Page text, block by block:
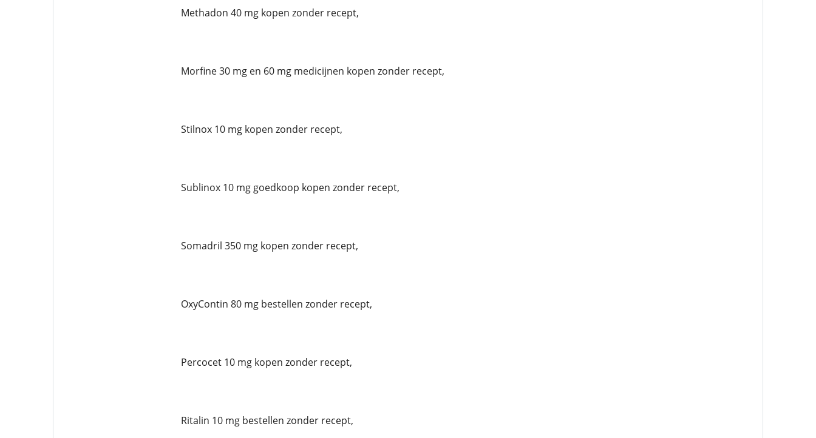
Methadon 40 mg kopen zonder recept,
Morfine 30 mg en 60 mg medicijnen kopen zonder recept,
Stilnox 10 mg kopen zonder recept,
Sublinox 10 mg goedkoop kopen zonder recept,
Somadril 350 mg kopen zonder recept,
OxyContin 80 mg bestellen zonder recept,
Percocet 10 mg kopen zonder recept,
Ritalin 10 mg bestellen zonder recept,